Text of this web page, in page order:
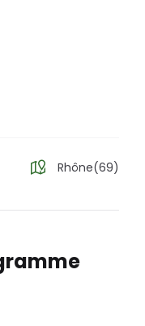
Rhône(69)